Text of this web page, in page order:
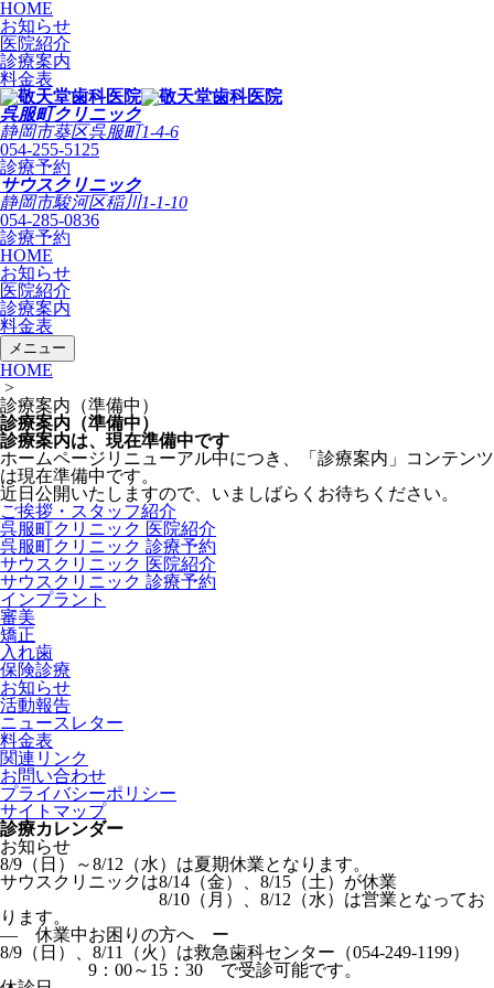
HOME
お知らせ
医院紹介
診療案内
料金表
呉服町クリニック
静岡市葵区呉服町1-4-6
054-255-5125
診療予約
サウスクリニック
静岡市駿河区稲川1-1-10
054-285-0836
診療予約
HOME
お知らせ
医院紹介
診療案内
料金表
メニュー
HOME
>
診療案内（準備中）
診療案内（準備中）
診療案内は、現在準備中です
ホームページリニューアル中につき、「診療案内」コンテンツ
は現在準備中です。
近日公開いたしますので、いましばらくお待ちください。
ご挨拶・スタッフ紹介
呉服町クリニック 医院紹介
呉服町クリニック 診療予約
サウスクリニック 医院紹介
サウスクリニック 診療予約
インプラント
審美
矯正
入れ歯
保険診療
お知らせ
活動報告
ニュースレター
料金表
関連リンク
お問い合わせ
プライバシーポリシー
サイトマップ
診療カレンダー
お知らせ
8/9（日）～8/12（水）は夏期休業となります。
サウスクリニックは8/14（金）、8/15（土）が休業
8/10（月）、8/12（水）は営業となってお
ります。
― 休業中お困りの方へ ー
8/9（日）、8/11（火）は救急歯科センター（054-249-1199）
9：00～15：30 で受診可能です。